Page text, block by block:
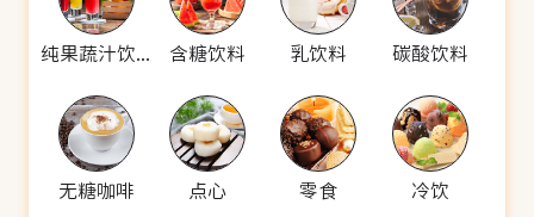
纯果蔬汁饮料 含糖饮料 乳饮料 碳酸饮料
无糖咖啡 点心 零食 冷饮